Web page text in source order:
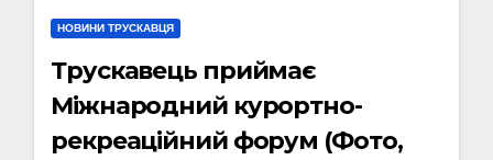
НОВИНИ ТРУСКАВЦЯ
Трускавець приймає
Міжнародний курортно-
рекреаційний форум (Фото,